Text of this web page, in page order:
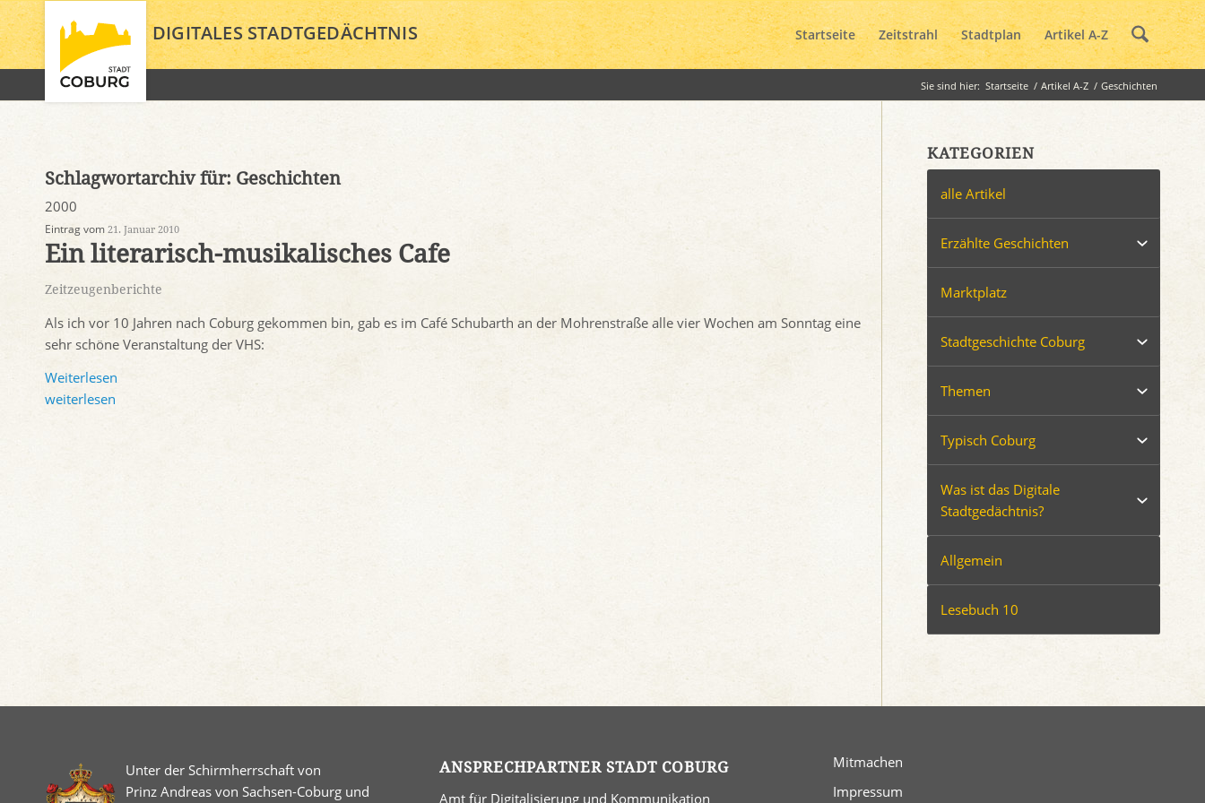
DIGITALES STADTGEDÄCHTNIS Startseite Zeitstrahl Stadtplan Artikel A-Z
Sie sind hier: Startseite / Artikel A-Z / Geschichten
Schlagwortarchiv für: Geschichten
2000
Eintrag vom 21. Januar 2010
Ein literarisch-musikalisches Cafe
Zeitzeugenberichte
Als ich vor 10 Jahren nach Coburg gekommen bin, gab es im Café Schubarth an der Mohrenstraße alle vier Wochen am Sonntag eine
sehr schöne Veranstaltung der VHS:
Weiterlesen
weiterlesen
KATEGORIEN
alle Artikel
Erzählte Geschichten
Marktplatz
Stadtgeschichte Coburg
Themen
Typisch Coburg
Was ist das Digitale
Stadtgedächtnis?
Allgemein
Lesebuch 10
Unter der Schirmherrschaft von
Prinz Andreas von Sachsen-Coburg und
ANSPRECHPARTNER STADT COBURG
Amt für Digitalisierung und Kommunikation
Mitmachen
Impressum